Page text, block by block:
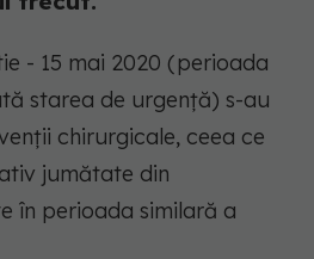
- 15 mai 2020 (perioada
starea de urgență) s-au
chirurgicale, ceea ce
jumătate din
în perioada similară a